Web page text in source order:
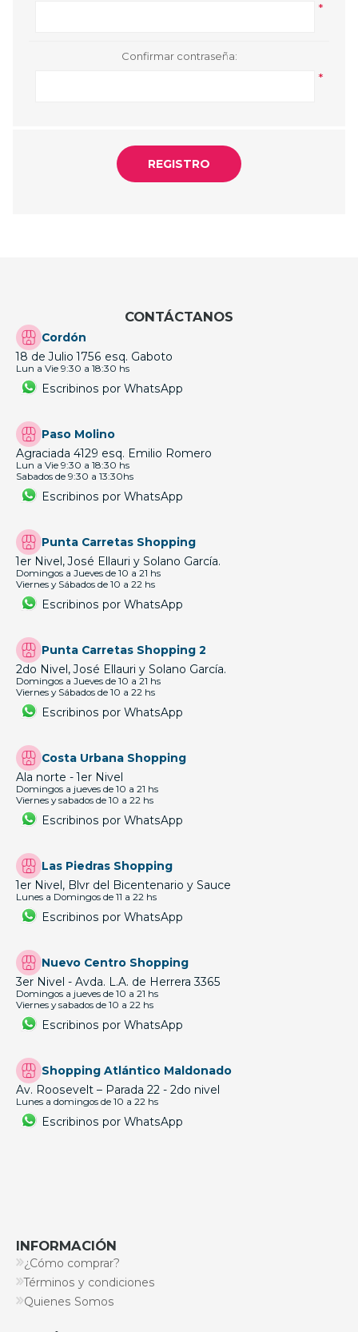
*
Confirmar contraseña:
*
CONTÁCTANOS
Cordón
18 de Julio 1756 esq. Gaboto
Lun a Vie 9:30 a 18:30 hs
Escribinos por WhatsApp
Paso Molino
Agraciada 4129 esq. Emilio Romero
Lun a Vie 9:30 a 18:30 hs
Sabados de 9:30 a 13:30hs
Escribinos por WhatsApp
Punta Carretas Shopping
1er Nivel, José Ellauri y Solano García.
Domingos a Jueves de 10 a 21 hs
Viernes y Sábados de 10 a 22 hs
Escribinos por WhatsApp
Punta Carretas Shopping 2
2do Nivel, José Ellauri y Solano García.
Domingos a Jueves de 10 a 21 hs
Viernes y Sábados de 10 a 22 hs
Escribinos por WhatsApp
Costa Urbana Shopping
Ala norte - 1er Nivel
Domingos a jueves de 10 a 21 hs
Viernes y sabados de 10 a 22 hs
Escribinos por WhatsApp
Las Piedras Shopping
1er Nivel, Blvr del Bicentenario y Sauce
Lunes a Domingos de 11 a 22 hs
Escribinos por WhatsApp
Nuevo Centro Shopping
3er Nivel - Avda. L.A. de Herrera 3365
Domingos a jueves de 10 a 21 hs
Viernes y sabados de 10 a 22 hs
Escribinos por WhatsApp
Shopping Atlántico Maldonado
Av. Roosevelt – Parada 22 - 2do nivel
Lunes a domingos de 10 a 22 hs
Escribinos por WhatsApp
INFORMACIÓN
¿Cómo comprar?
Términos y condiciones
Quienes Somos